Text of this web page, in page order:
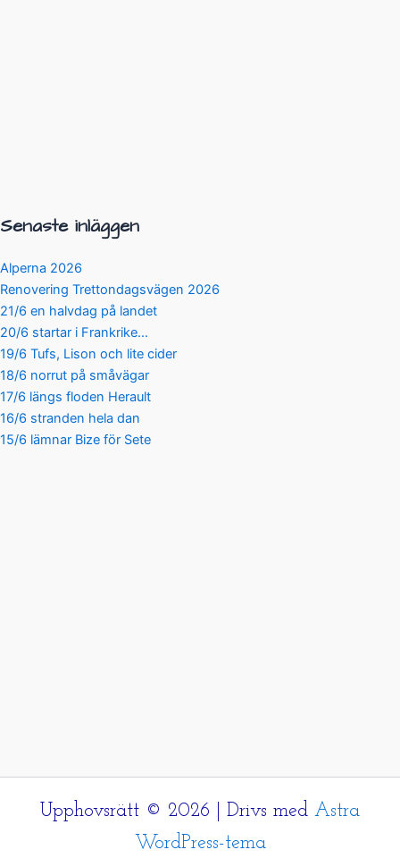
Senaste inläggen
Alperna 2026
Renovering Trettondagsvägen 2026
21/6 en halvdag på landet
20/6 startar i Frankrike…
19/6 Tufs, Lison och lite cider
18/6 norrut på småvägar
17/6 längs floden Herault
16/6 stranden hela dan
15/6 lämnar Bize för Sete
Upphovsrätt © 2026 | Drivs med Astra
WordPress-tema